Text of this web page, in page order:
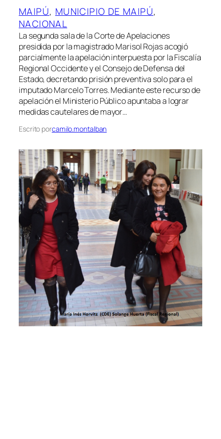
MAIPÚ, MUNICIPIO DE MAIPÚ
NACIONAL
La segunda sala de la Corte de Apelaciones
presidida por la magistrado Marisol Rojas acogió
parcialmente la apelación interpuesta por la Fiscalía
Regional Occidente y el Consejo de Defensa del
Estado, decretando prisión preventiva solo para el
imputado Marcelo Torres. Mediante este recurso de
apelación el Ministerio Público apuntaba a lograr
medidas cautelares de mayor…
Escrito porcamilo.montalban